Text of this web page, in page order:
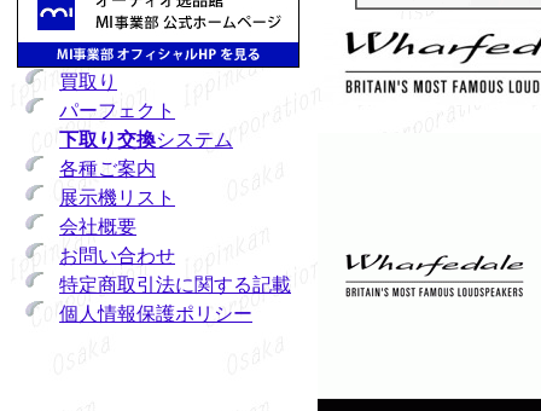
買取り
パーフェクト
下取り交換システム
各種ご案内
展示機リスト
会社概要
お問い合わせ
特定商取引法に関する記載
個人情報保護ポリシー